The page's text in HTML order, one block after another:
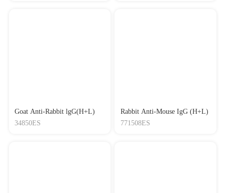
Goat Anti-Rabbit lgG(H+L)
34850ES
Rabbit Anti-Mouse IgG (H+L)
771508ES